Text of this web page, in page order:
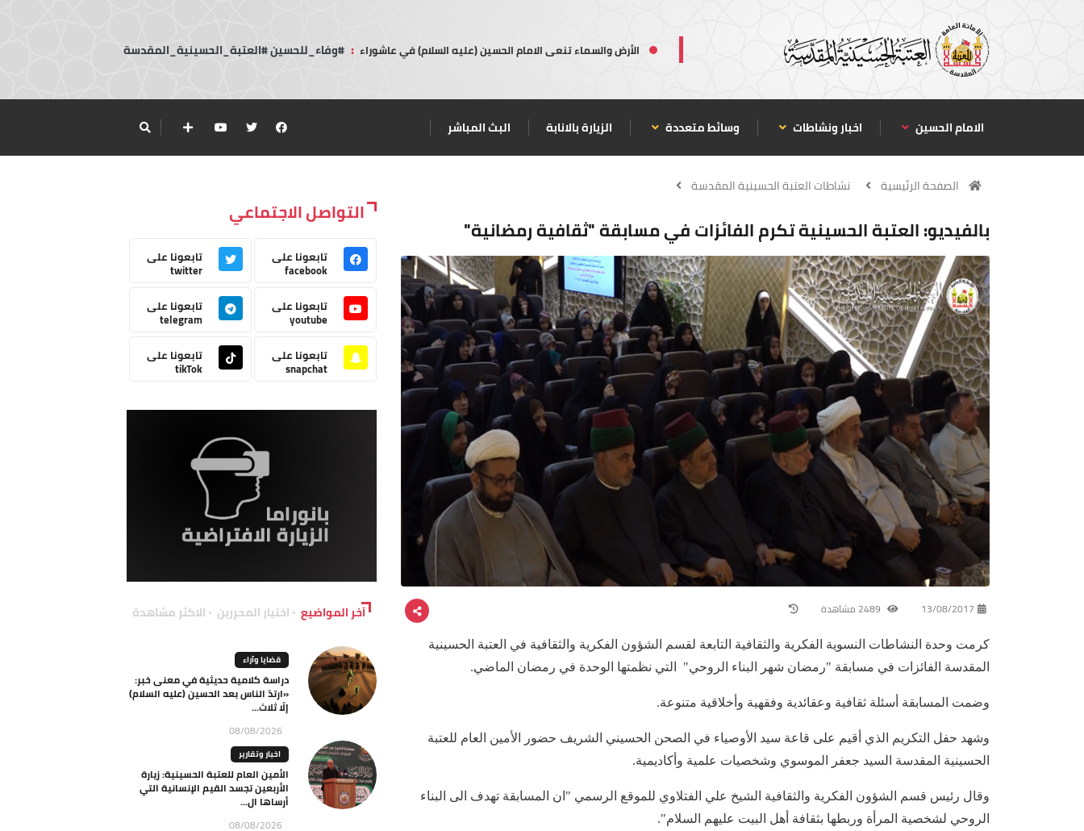
الأرض والسماء تنعى الامام الحسين (عليه السلام) في عاشوراء : #وفاء_للحسين #العتبة_الحسينية_المقدسة
الامام الحسين اخبار ونشاطات وسائط متعددة الزيارة بالانابة البث المباشر
الصفحة الرئيسية نشاطات العتبة الحسينية المقدسة
بالفيديو: العتبة الحسينية تكرم الفائزات في مسابقة "ثقافية رمضانية"
13/08/2017
كرمت وحدة النشاطات النسوية الفكرية والثقافية التابعة لقسم الشؤون الفكرية والثقافية في العتبة الحسينية
المقدسة الفائزات في مسابقة "رمضان شهر البناء الروحي" التي نظمتها الوحدة في رمضان الماضي.
وضمت المسابقة أسئلة ثقافية وعقائدية وفقهية وأخلاقية متنوعة.
وشهد حفل التكريم الذي أقيم على قاعة سيد الأوصياء في الصحن الحسيني الشريف حضور الأمين العام للعتبة
الحسينية المقدسة السيد جعفر الموسوي وشخصيات علمية وأكاديمية.
وقال رئيس قسم الشؤون الفكرية والثقافية الشيخ علي الفتلاوي للموقع الرسمي "ان المسابقة تهدف الى البناء
الروحي لشخصية المرأة وربطها بثقافة أهل البيت عليهم السلام".
التواصل الاجتماعي
تابعونا على
facebook
تابعونا على
twitter
تابعونا على
youtube
تابعونا على
telegram
تابعونا على
snapchat
تابعونا على
tikTok
آخر المواضيع اختيار المحررين الاكثر مشاهدة
قضايا وآراء
دراسة كلامية حديثية في معنى خبر:
«ارتدّ الناس بعد الحسين (عليه السلام)
إلّا ثلاث...
08/08/2026
اخبار وتقارير
الأمين العام للعتبة الحسينية: زيارة
الأربعين تجسد القيم الإنسانية التي
أرساها ال...
08/08/2026